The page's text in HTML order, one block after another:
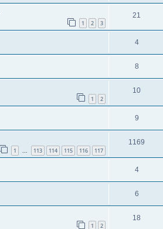
1 2 3
21
4
8
1 2
10
9
1 ... 113 114 115 116 117
1169
4
6
1 2
18